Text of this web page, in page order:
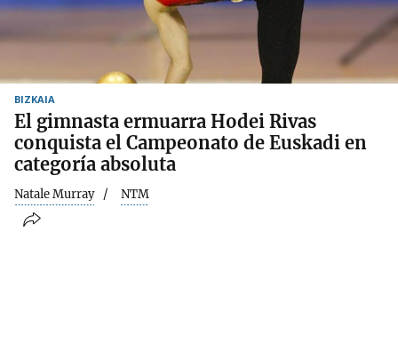
BIZKAIA
El gimnasta ermuarra Hodei Rivas
conquista el Campeonato de Euskadi en
categoría absoluta
Natale Murray NTM